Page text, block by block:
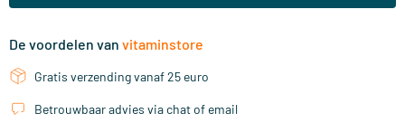
De voordelen van vitaminstore
Gratis verzending vanaf 25 euro
Betrouwbaar advies via chat of email